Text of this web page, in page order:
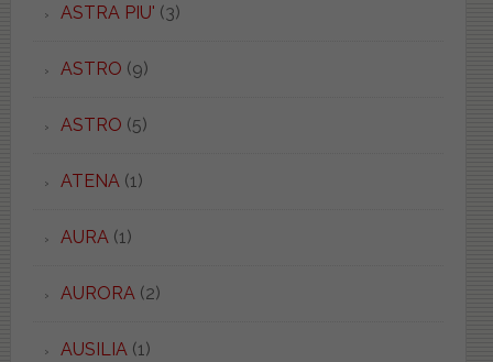
ASTRA PIU' (3)
ASTRO (9)
ASTRO (5)
ATENA (1)
AURA (1)
AURORA (2)
AUSILIA (1)